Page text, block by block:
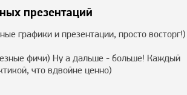
презентаций
графики и презентации, просто восторг!)
фичи) Ну а дальше - больше! Каждый
что вдвойне ценно)